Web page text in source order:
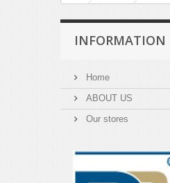
INFORMATION
Home
ABOUT US
Our stores